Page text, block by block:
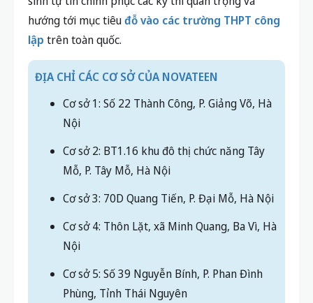
Cơ sở 1: Số 22 Thành Công, P. Giảng Võ, Hà
Nội
Cơ sở 2: BT1.16 khu đô thị chức năng Tây
Mỗ, P. Tây Mỗ, Hà Nội
Cơ sở 3: 70D Quang Tiến, P. Đại Mỗ, Hà Nội
Nội
Phùng, Tỉnh Thái Nguyên
Cơ sở 6: Số 317, đường Nguyễn Lương
Bằng, P. Lê Thanh Nghị, TP Hải Phòng
Cơ sở 7: Số 14 đường Thụy Khuê, P. Tây Hồ,